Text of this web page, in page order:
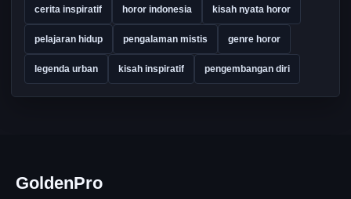
cerita inspiratif horor indonesia kisah nyata horor
pelajaran hidup pengalaman mistis genre horor
legenda urban kisah inspiratif pengembangan diri
GoldenPro